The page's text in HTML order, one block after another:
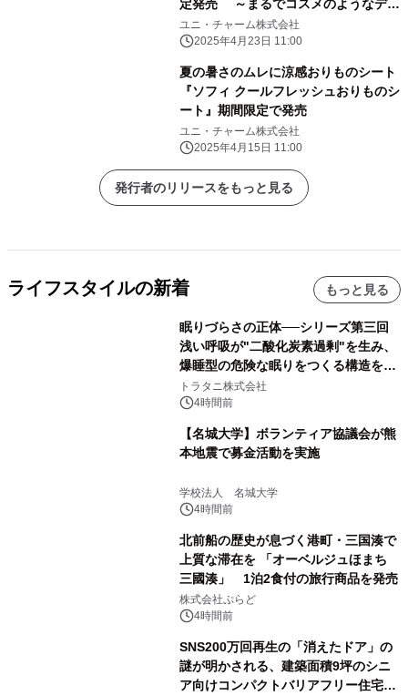
定発売 ～まるでコスメのようなデザ
インのパッケージが4年ぶりに登場～
ユニ・チャーム株式会社
2025年4月23日 11:00
夏の暑さのムレに涼感おりものシート
『ソフィ クールフレッシュおりものシ
ート』期間限定で発売
ユニ・チャーム株式会社
2025年4月15日 11:00
発行者のリリースをもっと見る
ライフスタイルの新着 もっと見る
眠りづらさの正体──シリーズ第三回
浅い呼吸が"二酸化炭素過剰"を生み、
爆睡型の危険な眠りをつくる構造を解
説
トラタニ株式会社
4時間前
【名城大学】ボランティア協議会が熊
本地震で募金活動を実施
学校法人 名城大学
4時間前
北前船の歴史が息づく港町・三国湊で
上質な滞在を 「オーベルジュほまち
三國湊」 1泊2食付の旅行商品を発売
株式会社ぷらど
4時間前
SNS200万回再生の「消えたドア」の
謎が明かされる、建築面積9坪のシニ
ア向けコンパクトバリアフリー住宅が